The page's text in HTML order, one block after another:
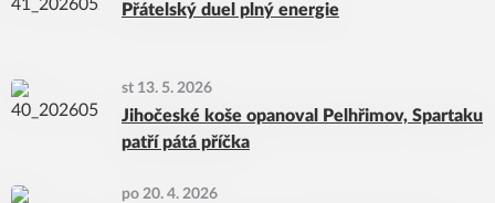
Přátelský duel plný energie
st 13. 5. 2026
Jihočeské koše opanoval Pelhřimov, Spartaku
patří pátá příčka
po 20. 4. 2026